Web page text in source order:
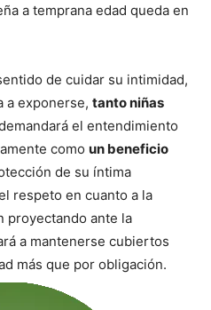
a temprana edad queda en
de cuidar su intimidad,
a exponerse, tanto niñas
el entendimiento
como un beneficio
de su íntima
respeto en cuanto a la
proyectando ante la
a mantenerse cubiertos
más que por obligación.